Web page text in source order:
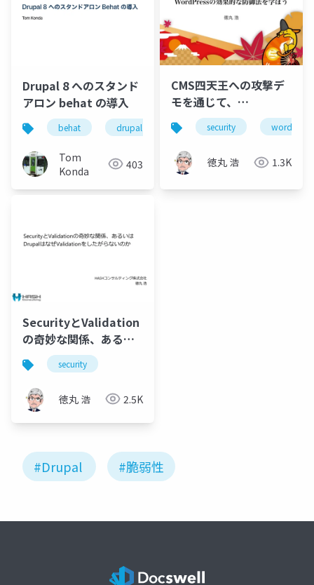
Drupal 8 へのスタンド
アロン behat の導入
behat drupal
Tom
Konda
403
CMS四天王への攻撃デ
モを通じて、
WordPressの効果的な
防御法を学ぼう
security wordpress
徳丸 浩 1.3K
SecurityとValidation
の奇妙な関係、あるい
はDrupalはなぜ
Validationをしたがら
ないのか
security
徳丸 浩 2.5K
#Drupal #脆弱性